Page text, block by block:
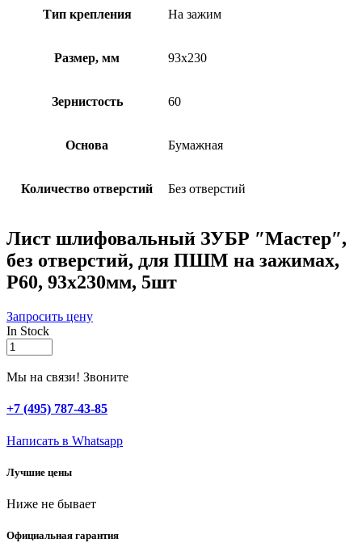
Тип крепления На зажим
Размер, мм 93х230
Зернистость 60
Основа Бумажная
Количество отверстий Без отверстий
Лист шлифовальный ЗУБР ″Мастер″,
без отверстий, для ПШМ на зажимах,
Р60, 93х230мм, 5шт
Запросить цену
In Stock
Лист
шлифовальный
ЗУБР
без
отверстий,
ПШМ
зажимах,
93х230мм,
quantity
Мы на связи! Звоните
+7 (495) 787-43-85
Написать в Whatsapp
Лучшие цены
Ниже не бывает
Официальная гарантия